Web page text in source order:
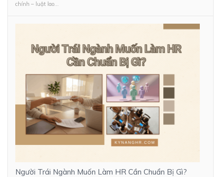
chính – luật lao...
Người Trái Ngành Muốn Làm HR Cần Chuẩn Bị Gì?